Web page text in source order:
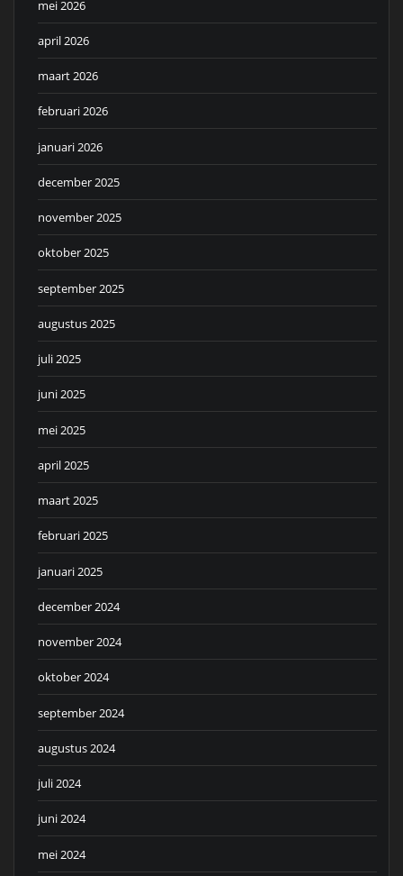
mei 2026
april 2026
maart 2026
februari 2026
januari 2026
december 2025
november 2025
oktober 2025
september 2025
augustus 2025
juli 2025
juni 2025
mei 2025
april 2025
maart 2025
februari 2025
januari 2025
december 2024
november 2024
oktober 2024
september 2024
augustus 2024
juli 2024
juni 2024
mei 2024